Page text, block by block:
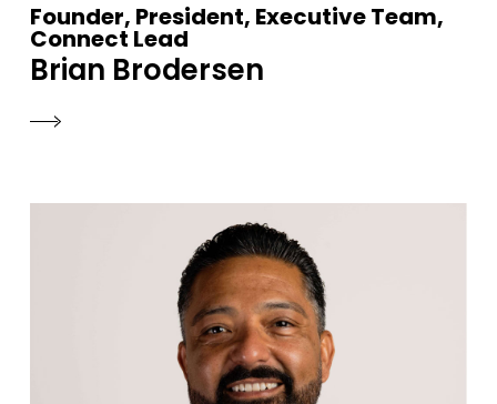
Founder, President, Executive Team,
Connect Lead
Brian Brodersen